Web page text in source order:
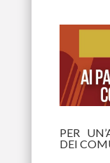
PER
DEI